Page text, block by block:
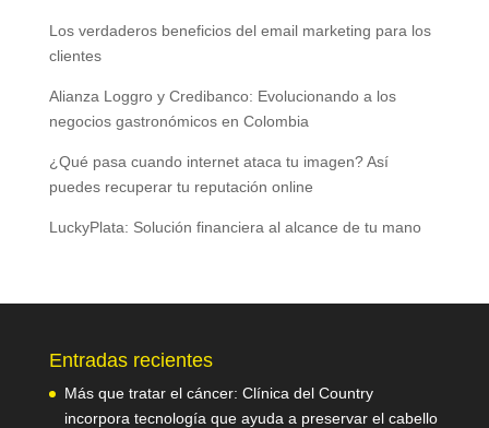
Los verdaderos beneficios del email marketing para los
clientes
Alianza Loggro y Credibanco: Evolucionando a los
negocios gastronómicos en Colombia
¿Qué pasa cuando internet ataca tu imagen? Así
puedes recuperar tu reputación online
LuckyPlata: Solución financiera al alcance de tu mano
Entradas recientes
Más que tratar el cáncer: Clínica del Country
incorpora tecnología que ayuda a preservar el cabello